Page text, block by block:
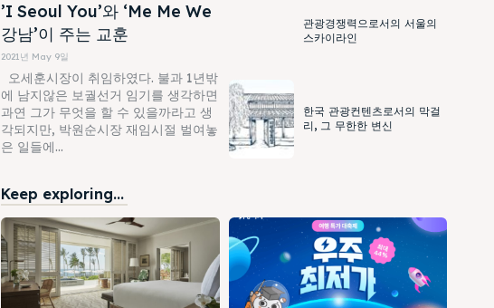
’I Seoul You’와 ‘Me Me We
강남’이 주는 교훈
2021년 May 9일
오세훈시장이 취임하였다. 불과 1년밖
에 남지않은 보궐선거 임기를 생각하면
과연 그가 무엇을 할 수 있을까라고 생
각되지만, 박원순시장 재임시절 벌여놓
은 일들에...
관광경쟁력으로서의 서울의
스카이라인
한국 관광컨텐츠로서의 막걸
리, 그 무한한 변신
Keep exploring...